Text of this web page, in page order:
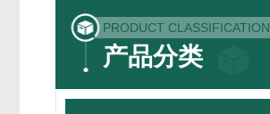
PRODUCT CLASSIFICATION
产品分类